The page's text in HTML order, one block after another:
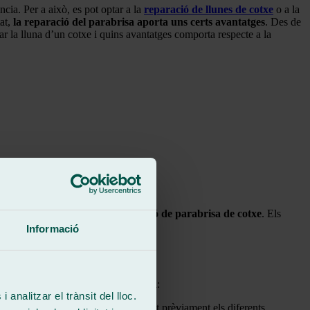
Informació
analitzar el trànsit del lloc.
Per a això, es pot optar a la reparació de llunes de cotxe o a la
la reparació del parabrisa aporta uns certs avantatges. Des de
la lluna d’un cotxe i quins avantatges comporta respecte a la
enreparació i substitució de parabrisa de cotxe. Els
es realitza en els tallers de Ralarsa: